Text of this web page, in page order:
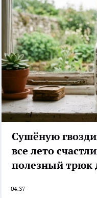
Сушёную
все лето
полезный трюк
04:37